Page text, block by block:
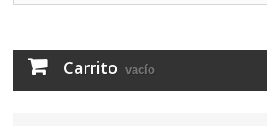
Carrito vacío